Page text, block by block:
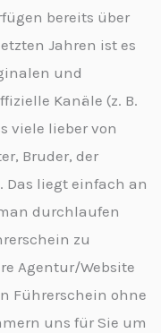
bereits über
Jahren ist es
und
Kanäle (z. B.
viele lieber von
Bruder, der
Das liegt einfach an
durchlaufen
zu
Agentur/Website
Führerschein ohne
uns für Sie um